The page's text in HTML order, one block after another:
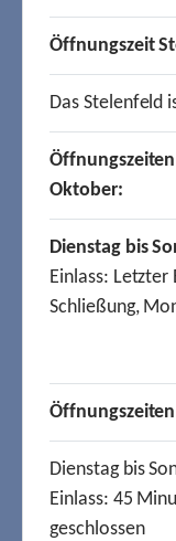
Öffnungszeit
Das Stelenfeld
Oktober:
Dienstag bis
Einlass:
Schließung,
Dienstag bis
Einlass: 45
geschlossen